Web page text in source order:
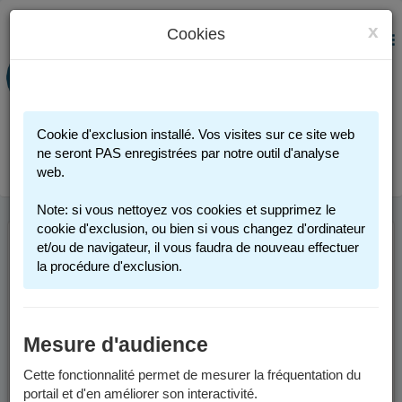
PORTAIL FAMILLE
Connexion
MENU
INFOS UTILES
Vous possédez un compte :
Si vous avez au moins un enfant actuellement
x
Cookies
Cookie d'exclusion installé. Vos visites sur ce site web
ne seront PAS enregistrées par notre outil d'analyse
web.
Note: si vous nettoyez vos cookies et supprimez le
cookie d'exclusion, ou bien si vous changez d'ordinateur
et/ou de navigateur, il vous faudra de nouveau effectuer
la procédure d'exclusion.
Mesure d'audience
Cette fonctionnalité permet de mesurer la fréquentation du
portail et d'en améliorer son interactivité.